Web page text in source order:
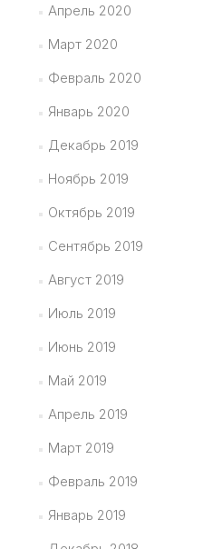
Апрель 2020
Март 2020
Февраль 2020
Январь 2020
Декабрь 2019
Ноябрь 2019
Октябрь 2019
Сентябрь 2019
Август 2019
Июль 2019
Июнь 2019
Май 2019
Апрель 2019
Март 2019
Февраль 2019
Январь 2019